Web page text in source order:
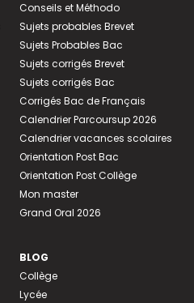
Conseils et Méthodo
Sujets probables Brevet
Sujets Probables Bac
Sujets corrigés Brevet
Sujets corrigés Bac
Corrigés Bac de Français
Calendrier Parcoursup 2026
Calendrier vacances scolaires
Orientation Post Bac
Orientation Post Collège
Mon master
Grand Oral 2026
BLOG
Collège
Lycée